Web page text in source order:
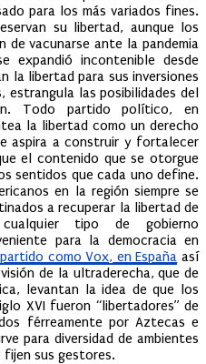
para los más variados fines.
su libertad, aunque los
de vacunarse ante la pandemia
expandió incontenible desde
la libertad para sus inversiones
estrangula las posibilidades del
Todo partido político, en
la libertad como un derecho
aspira a construir y fortalecer
el contenido que se otorgue
sentidos que cada uno define.
en la región siempre se
a recuperar la libertad de
tipo de gobierno
para la democracia en
como Vox, en España así
de la ultraderecha, que de
levantan la idea de que los
XVI fueron “libertadores” de
férreamente por Aztecas e
para diversidad de ambientes
fijen sus gestores.